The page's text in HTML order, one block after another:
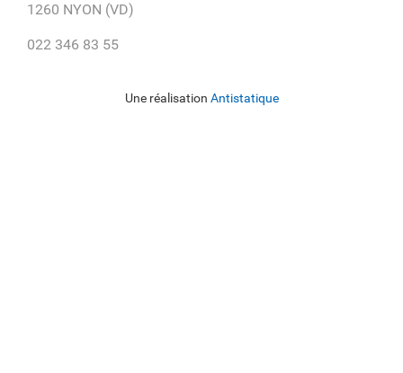
1260 NYON (VD)
022 346 83 55
Une réalisation Antistatique